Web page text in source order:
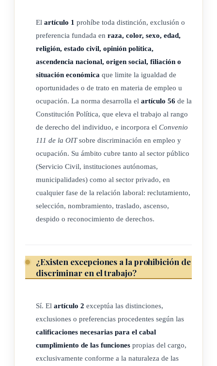
de su libre elección y a la protección contra el desempleo y a
igual
salario por trabajo igual, todo ello sin discriminación alguna
por
razones de raza, color, sexo, idioma, religión, opinión
política, origen
nacional o social, posición económica, nacimiento o
condición, como podrían ser la filiación, el estado civil o la
edad;
5º.- Que el Convenio III y la Recomendación III adoptados
Organización Internacional del Trabajo, de la cual Costa Rica
es miembro,
ocupación, abundan
en los mismos propósitos que la Declaración Universal de
Derechos
El artículo 1 prohíbe toda distinción, exclusión o
preferencia fundada en raza, color, sexo, edad,
religión, estado civil, opinión política,
ascendencia nacional, origen social, filiación o
situación económica que limite la igualdad de
oportunidades o de trato en materia de empleo u
ocupación. La norma desarrolla el artículo 56 de la
Constitución Política, que eleva el trabajo al rango
de derecho del individuo, e incorpora el Convenio
111 de la OITsobre discriminación en empleo y
ocupación. Su ámbito cubre tanto al sector público
(Servicio Civil, instituciones autónomas,
municipalidades) como al sector privado, en
cualquier fase de la relación laboral: reclutamiento,
selección, nombramiento, traslado, ascenso,
despido o reconocimiento de derechos.
¿Existen excepciones a la prohibición de
discriminar en el trabajo?
Sí. El artículo 2 exceptúa las distinciones,
exclusiones o preferencias procedentes según las
calificaciones necesarias para el cabal
cumplimiento de las funciones propias del cargo,
exclusivamente conforme a la naturaleza de las